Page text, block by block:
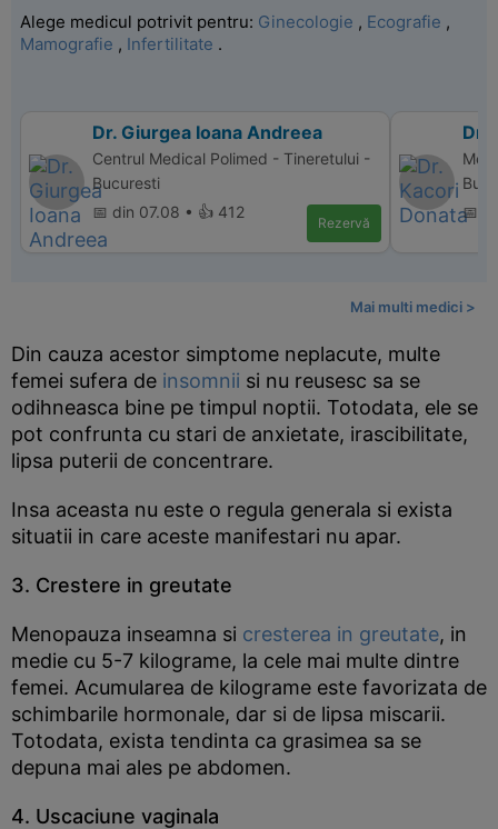
Alege medicul potrivit pentru: Ginecologie , Ecografie ,
Mamografie , Infertilitate .
Dr. Giurgea Ioana Andreea
Centrul Medical Polimed - Tineretului -
Bucuresti
📅 din 07.08 • 👍 412
Rezervă
Dr.
📅
Mai multi medici >
Din cauza acestor simptome neplacute, multe
femei sufera de insomnii si nu reusesc sa se
odihneasca bine pe timpul noptii. Totodata, ele se
pot confrunta cu stari de anxietate, irascibilitate,
lipsa puterii de concentrare.
Insa aceasta nu este o regula generala si exista
situatii in care aceste manifestari nu apar.
3. Crestere in greutate
Menopauza inseamna si cresterea in greutate, in
medie cu 5-7 kilograme, la cele mai multe dintre
femei. Acumularea de kilograme este favorizata de
schimbarile hormonale, dar si de lipsa miscarii.
Totodata, exista tendinta ca grasimea sa se
depuna mai ales pe abdomen.
4. Uscaciune vaginala